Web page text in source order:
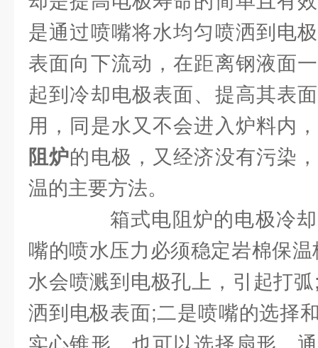
是通过喷嘴将水均匀喷洒到电
表面向下流动，在距离钢液面
起到冷却电极表面、提高其表
用，同是水又不会进入炉料内
阻炉的电极，又经济没有污染
温的主要方法。
箱式电阻炉的电极冷却
嘴的喷水压力必须稳定岩棉保
水会喷溅到电极孔上，引起打
洒到电极表面;二是喷嘴的选择